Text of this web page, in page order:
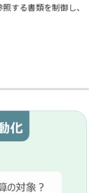
する書類を制御し、